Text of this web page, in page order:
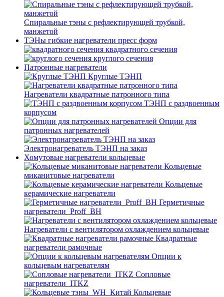
Спиральные тэны с рефлектирующей трубкой,
манжетой
ТЭНы гибкие нагреватели пресс форм
квадратного сечения
круглого сечения
Патронные нагреватели
Круглые ТЭНП
Нагреватели квадратные патронного типа
ТЭНП с раздвоенным
корпусом
Опции для
патронных нагревателей
Электронагреватель ТЭНП на заказ
Хомутовые нагреватели кольцевые
Кольцевые
миканитовые нагреватели
Кольцевые
керамические нагреватели
Герметичные
нагреватели_Proff_BH
Нагреватели с вентилятором охлаждением кольцевые
Квадратные
нагреватели рамочные
Опции к
кольцевым нагревателям
Cопловые
нагреватели_ITKZ
Кольцевые